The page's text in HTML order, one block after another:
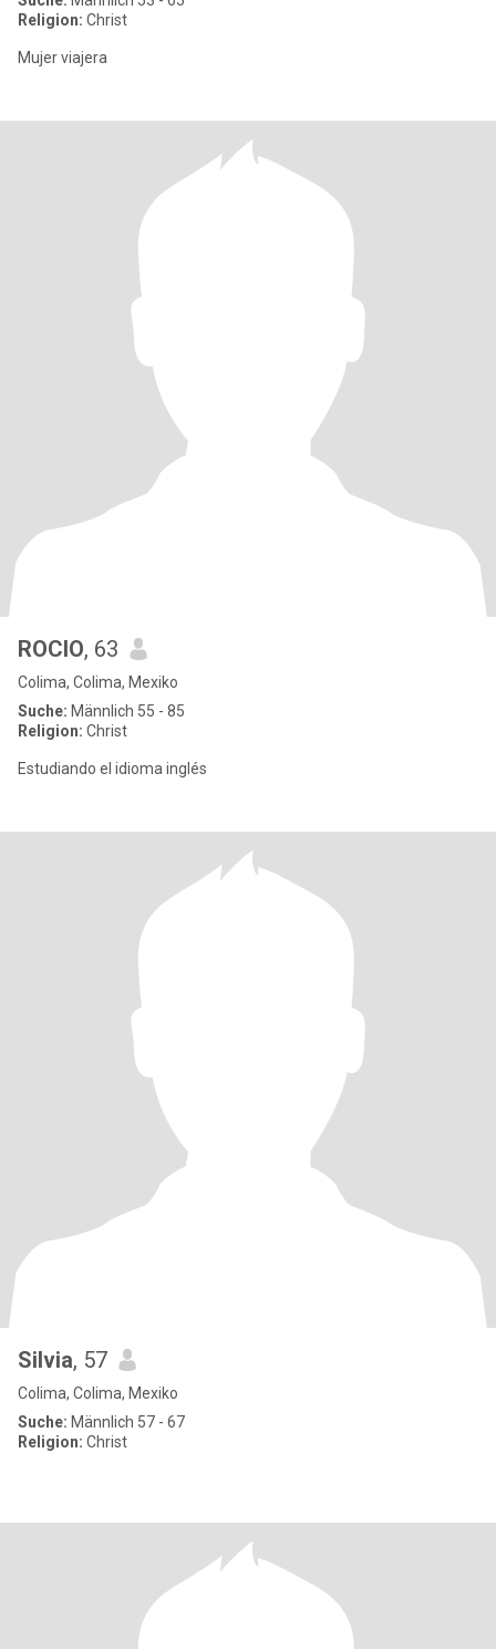
Religion: Christ
Mujer viajera
ROCIO, 63
Colima, Colima, Mexiko
Suche: Männlich 55 - 85
Religion: Christ
Estudiando el idioma inglés
Silvia, 57
Colima, Colima, Mexiko
Suche: Männlich 57 - 67
Religion: Christ